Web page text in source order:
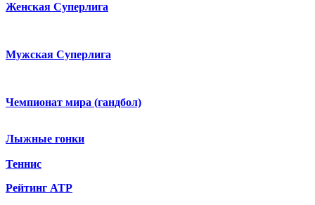
Женская Суперлига
Мужская Суперлига
Чемпионат мира (гандбол)
Лыжные гонки
Теннис
Рейтинг ATP